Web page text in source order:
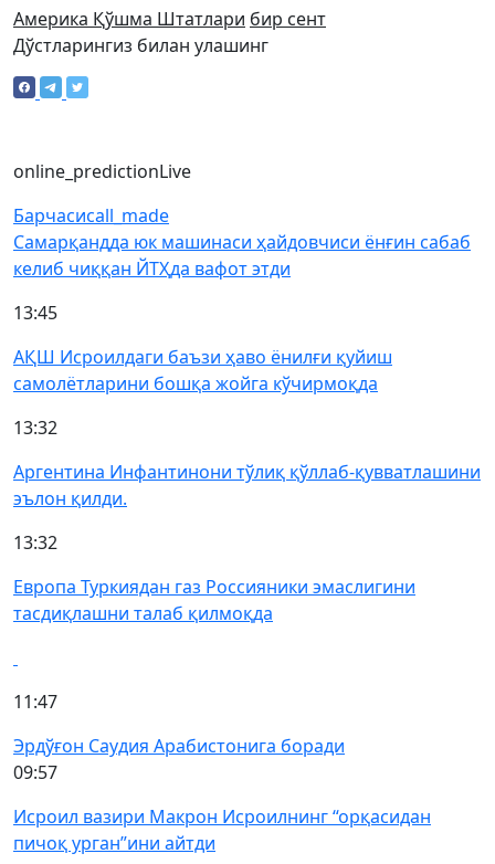
Америка Қўшма Штатлари бир сент
Дўстларингиз билан улашинг
online_predictionLive
Барчасиcall_made
Самарқандда юк машинаси ҳайдовчиси ёнғин сабаб
келиб чиққан ЙТҲда вафот этди
13:45
АҚШ Исроилдаги баъзи ҳаво ёнилғи қуйиш
самолётларини бошқа жойга кўчирмоқда
13:32
Аргентина Инфантинони тўлиқ қўллаб-қувватлашини
эълон қилди.
13:32
Европа Туркиядан газ Россияники эмаслигини
тасдиқлашни талаб қилмоқда
11:47
Эрдўғон Саудия Арабистонига боради
09:57
Исроил вазири Макрон Исроилнинг “орқасидан
пичоқ урган”ини айтди